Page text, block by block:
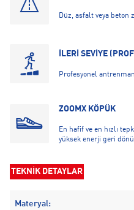
Düz, asfalt veya beton
İLERİ SEVİYE
Profesyonel
ZOOMX KÖPÜK
En hafif ve en hızlı
yüksek enerji geri
TEKNİK DETAYLAR
Materyal: